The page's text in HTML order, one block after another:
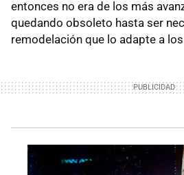
entonces no era de los más
quedando obsoleto hasta ser
remodelación que lo adapte a